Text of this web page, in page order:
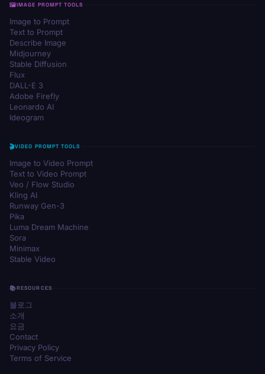
IMAGE PROMPT TOOLS
Image to Prompt
Text to Prompt
Describe Image
Midjourney
Stable Diffusion
Flux
DALL-E 3
Adobe Firefly
Leonardo AI
Ideogram
VIDEO PROMPT TOOLS
Image to Video Prompt
Text to Video Prompt
Veo / Flow Studio
Kling AI
Runway Gen-3
Pika
Luma Dream Machine
Sora
Minimax
Stable Video
RESOURCES
블로그
소개
요금
Contact
Privacy Policy
Terms of Service